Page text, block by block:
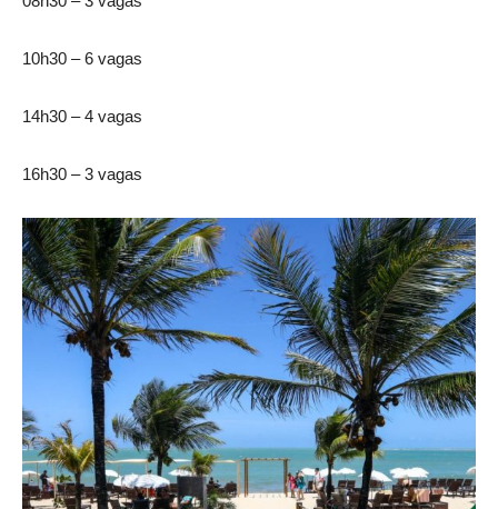
10h30 – 6 vagas
14h30 – 4 vagas
16h30 – 3 vagas